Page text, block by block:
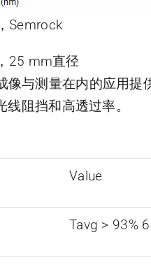
Semrock
25 mm直径
与测量在内的应用
阻挡和高透过率。
Value
Tavg > 93%